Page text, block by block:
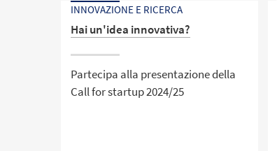
INNOVAZIONE E RICERCA
Hai un'idea innovativa?
Partecipa alla presentazione della
Call for startup 2024/25